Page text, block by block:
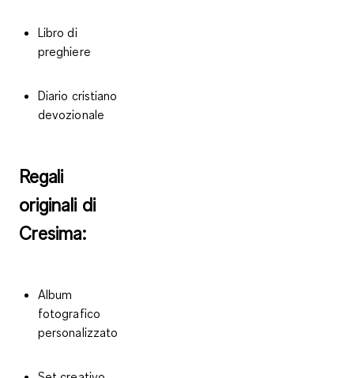
Libro di
preghiere
Diario cristiano
devozionale
Regali
originali di
Cresima:
Album
fotografico
personalizzato